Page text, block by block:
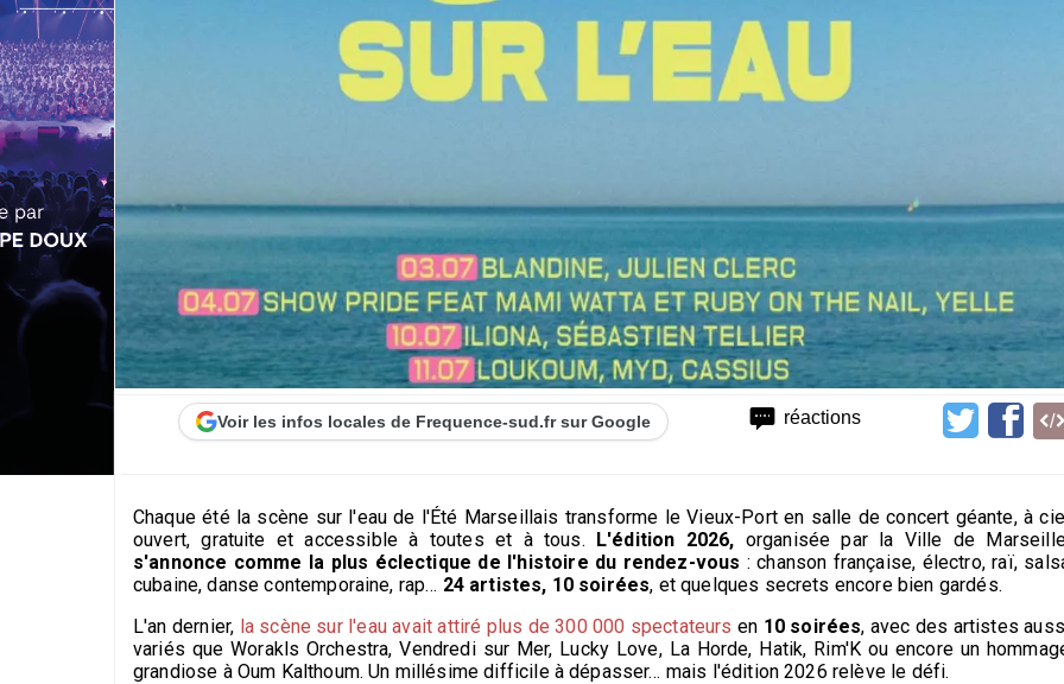
réactions
Voir les infos locales de Frequence-sud.fr sur Google
Chaque été la scène sur l'eau de l'Été Marseillais transforme le Vieux-Port en salle de concert géante, à
ouvert, gratuite et accessible à toutes et à tous. L'édition 2026, organisée par la Ville de
s'annonce comme la plus éclectique de l'histoire du rendez-vous : chanson française, électro, raï,
cubaine, danse contemporaine, rap… 24 artistes, 10 soirées, et quelques secrets encore bien gardés.
L'an dernier, la scène sur l'eau avait attiré plus de 300 000 spectateurs en 10 soirées, avec des artistes
variés que Worakls Orchestra, Vendredi sur Mer, Lucky Love, La Horde, Hatik, Rim'K ou encore un
grandiose à Oum Kalthoum. Un millésime difficile à dépasser… mais l'édition 2026 relève le défi.